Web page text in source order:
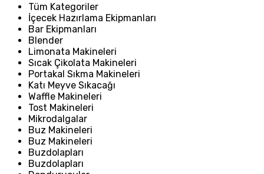
Tüm Kategoriler
İçecek Hazırlama Ekipmanları
Bar Ekipmanları
Blender
Limonata Makineleri
Sıcak Çikolata Makineleri
Portakal Sıkma Makineleri
Katı Meyve Sıkacağı
Waffle Makineleri
Tost Makineleri
Mikrodalgalar
Buz Makineleri
Buz Makineleri
Buzdolapları
Buzdolapları